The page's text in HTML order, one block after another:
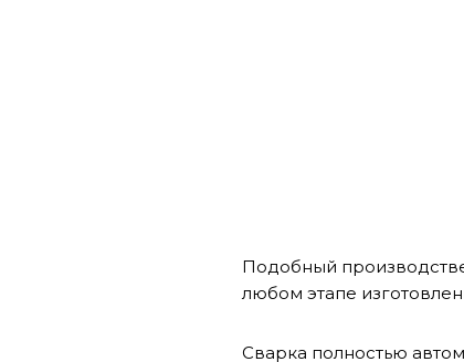
Подобный
любом этапе
Сварка полностью